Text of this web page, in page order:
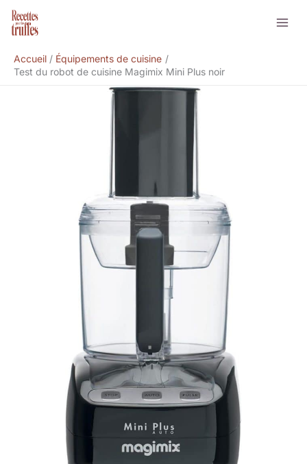
Aller
Accueil
Équipements de cuisine
Test du robot de cuisine Magimix Mini Plus noir
Rechercher